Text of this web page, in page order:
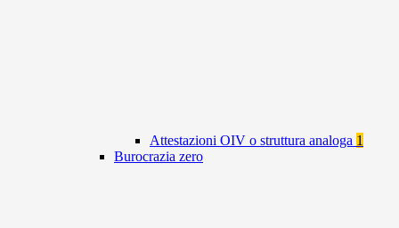
Attestazioni OIV o struttura analoga 1
Burocrazia zero